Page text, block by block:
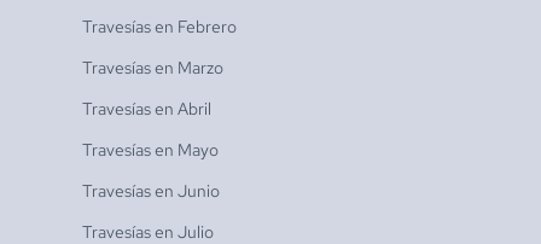
Travesías en Febrero
Travesías en Marzo
Travesías en Abril
Travesías en Mayo
Travesías en Junio
Travesías en Julio